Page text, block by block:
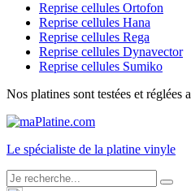
Reprise cellules Ortofon
Reprise cellules Hana
Reprise cellules Rega
Reprise cellules Dynavector
Reprise cellules Sumiko
Nos platines sont testées et réglées
Le spécialiste de la platine vinyle